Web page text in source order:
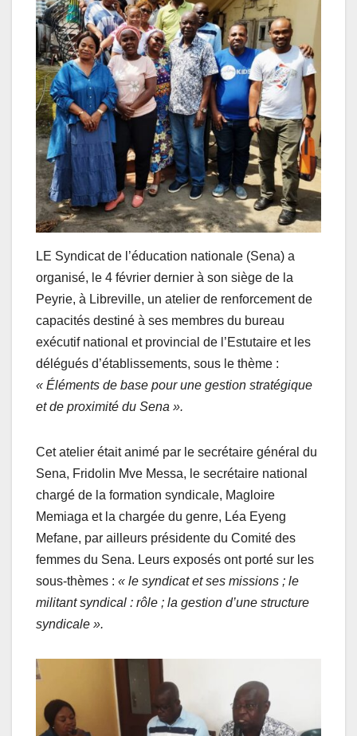
LE Syndicat de l’éducation nationale (Sena) a
organisé, le 4 février dernier à son siège de la
Peyrie, à Libreville, un atelier de renforcement de
capacités destiné à ses membres du bureau
exécutif national et provincial de l’Estutaire et les
délégués d’établissements, sous le thème :
« Éléments de base pour une gestion stratégique
et de proximité du Sena ».
Cet atelier était animé par le secrétaire général du
Sena, Fridolin Mve Messa, le secrétaire national
chargé de la formation syndicale, Magloire
Memiaga et la chargée du genre, Léa Eyeng
Mefane, par ailleurs présidente du Comité des
femmes du Sena. Leurs exposés ont porté sur les
sous-thèmes : « le syndicat et ses missions ; le
militant syndical : rôle ; la gestion d’une structure
syndicale ».